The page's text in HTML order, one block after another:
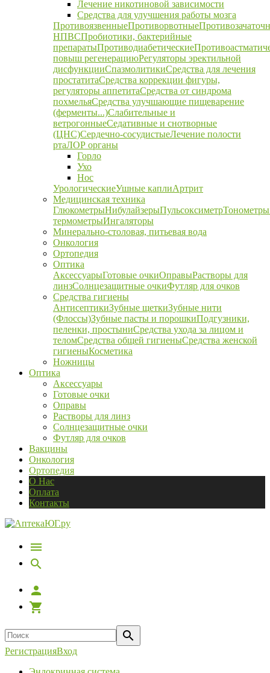
Лечение никотиновой зависимости
Средства для улучшения работы мозга
ПротивоязвенныеПротиворвотные
НПВСПробиотики, бактерийные
препаратыПротиводиабетические
повыш регенерациюРегуляторы эректильной
дисфункцииСпазмолитикиСредства для лечения
простатитаСредства коррекции фигуры,
регуляторы аппетитаСредства от синдрома
похмельяСредства улучшающие пищеварение
(ферменты...)Слабительные и
ветрогонныеСедативные и снотворные
(ЦНС)Сердечно-сосудистыеЛечение полости
ртаЛОР органы
Горло
Ухо
Нос
УрологическиеУшные каплиАртрит
Медицинская техника
ГлюкометрыНибулайзерыПульсоксиметрТонометры
термометрыИнгаляторы
Минерально-столовая, питьевая вода
Онкология
Ортопедия
Оптика
АксессуарыГотовые очкиОправыРастворы для
линзСолнцезащитные очкиФутляр для очков
Средства гигиены
АнтисептикиЗубные щеткиЗубные нити
(Флоссы)Зубные пасты и порошкиПодгузники,
пеленки, простыниСредства ухода за лицом и
теломСредства общей гигиеныСредства женской
гигиеныКосметика
Ножницы
Оптика
Аксессуары
Готовые очки
Оправы
Растворы для линз
Солнцезащитные очки
Футляр для очков
Вакцины
Онкология
Ортопедия
О Нас
Оплата
Контакты
РегистрацияВход